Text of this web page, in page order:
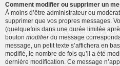
Comment modifier ou supprimer un
À moins d’être administrateur ou
supprimer que vos propres messages.
(quelquefois dans une durée limitée
bouton modifierdu message
message, un petit texte s’affichera en
modifié, le nombre de fois qu’il a été
dernière modification. Ce message